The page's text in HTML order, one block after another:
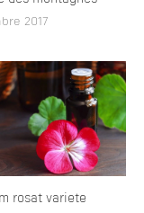
2017
rosat variete